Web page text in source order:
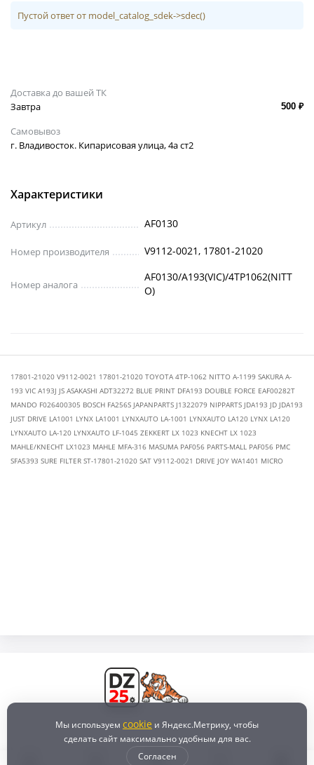
Пустой ответ от model_catalog_sdek->sdec()
Доставка до вашей ТК
Завтра
500 ₽
Самовывоз
г. Владивосток. Кипарисовая улица, 4а ст2
Характеристики
Артикул AF0130
Номер производителя V9112-0021, 17801-21020
Номер аналога
AF0130/A193(VIC)/4TP1062(NITT
O)
17801-21020 V9112-0021 17801-21020 TOYOTA 4TP-1062 NITTO A-1199 SAKURA A-
193 VIC A193J JS ASAKASHI ADT32272 BLUE PRINT DFA193 DOUBLE FORCE EAF00282T
MANDO F026400305 BOSCH FA256S JAPANPARTS J1322079 NIPPARTS JDA193 JD JDA193
JUST DRIVE LA1001 LYNX LA1001 LYNXAUTO LA-1001 LYNXAUTO LA120 LYNX LA120
LYNXAUTO LA-120 LYNXAUTO LF-1045 ZEKKERT LX 1023 KNECHT LX 1023
MAHLE/KNECHT LX1023 MAHLE MFA-316 MASUMA PAF056 PARTS-MALL PAF056 PMC
SFA5393 SURE FILTER ST-17801-21020 SAT V9112-0021 DRIVE JOY WA1401 MICRO
Мы используем cookie и Яндекс.Метрику, чтобы
сделать сайт максимально удобным для вас.
Согласен
Доставка и самовывоз